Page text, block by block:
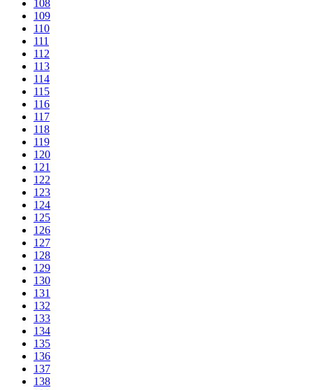
108
109
110
111
112
113
114
115
116
117
118
119
120
121
122
123
124
125
126
127
128
129
130
131
132
133
134
135
136
137
138